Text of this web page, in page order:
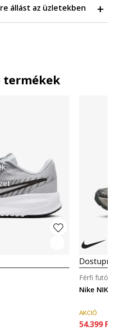
állást az üzletekben
termékek
Nike NIKE
Férfi
AKCIÓ
54.399 Ft